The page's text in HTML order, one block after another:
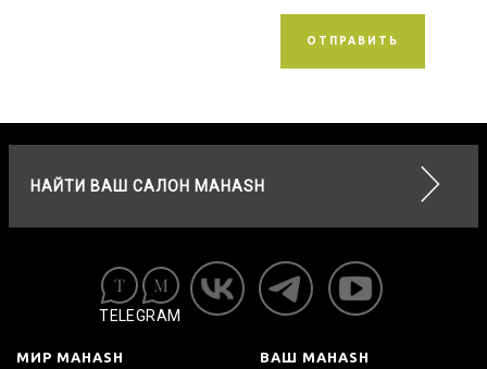
ОТПРАВИТЬ
НАЙТИ ВАШ САЛОН MAHASH
TELEGRAM
МИР MAHASH ВАШ MAHASH